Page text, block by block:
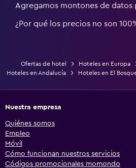
Agregamos montones de datos
¿Por qué los precios no son
Ofertas de hotel Hoteles en Europa
Hoteles en Andalucía
Hoteles en El
Nuestra empresa
Quiénes somos
Empleo
Móvil
Cómo funcionan nuestros servicios
Códigos promocionales momondo